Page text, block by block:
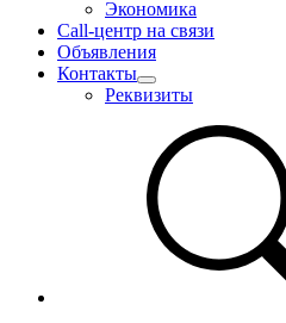
Экономика
Call-центр на связи
Объявления
Контакты
Реквизиты